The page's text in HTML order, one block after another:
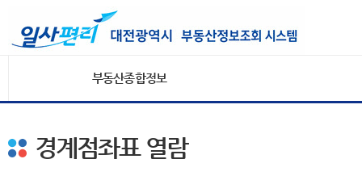
부동산종합정보
경계점좌표 열람